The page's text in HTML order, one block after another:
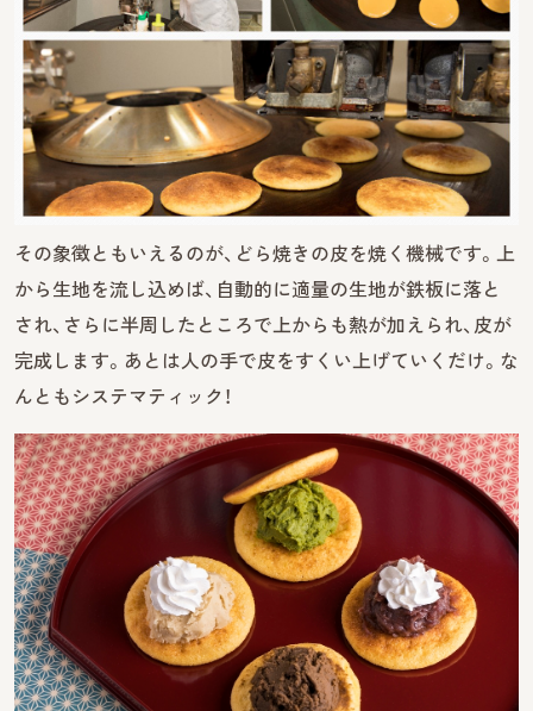
その象徴ともいえるのが、どら焼きの皮を焼く機械です。上
から生地を流し込めば、自動的に適量の生地が鉄板に落と
され、さらに半周したところで上からも熱が加えられ、皮が
完成します。あとは人の手で皮をすくい上げていくだけ。な
んともシステマティック！